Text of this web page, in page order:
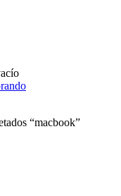
“macbook”